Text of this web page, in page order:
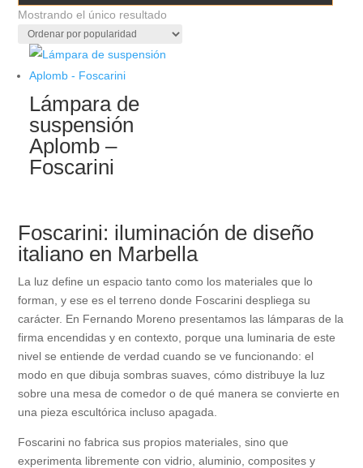
Mostrando el único resultado
Lámpara de
suspensión
Aplomb –
Foscarini
Foscarini: iluminación de diseño
italiano en Marbella
La luz define un espacio tanto como los materiales que lo
forman, y ese es el terreno donde Foscarini despliega su
carácter. En Fernando Moreno presentamos las lámparas de la
firma encendidas y en contexto, porque una luminaria de este
nivel se entiende de verdad cuando se ve funcionando: el
modo en que dibuja sombras suaves, cómo distribuye la luz
sobre una mesa de comedor o de qué manera se convierte en
una pieza escultórica incluso apagada.
Foscarini no fabrica sus propios materiales, sino que
experimenta libremente con vidrio, aluminio, composites y